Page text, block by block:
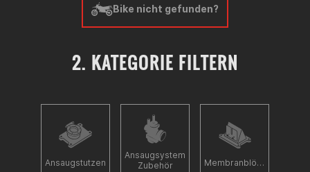
Bike nicht gefunden?
2. KATEGORIE FILTERN
Ansaugstutzen
Ansaugsystem
Zubehör
Membranblöcke